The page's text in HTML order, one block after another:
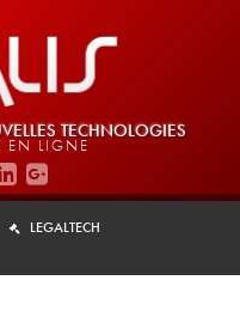
TECHNOLOGIES
LIGNE
LEGALTECH